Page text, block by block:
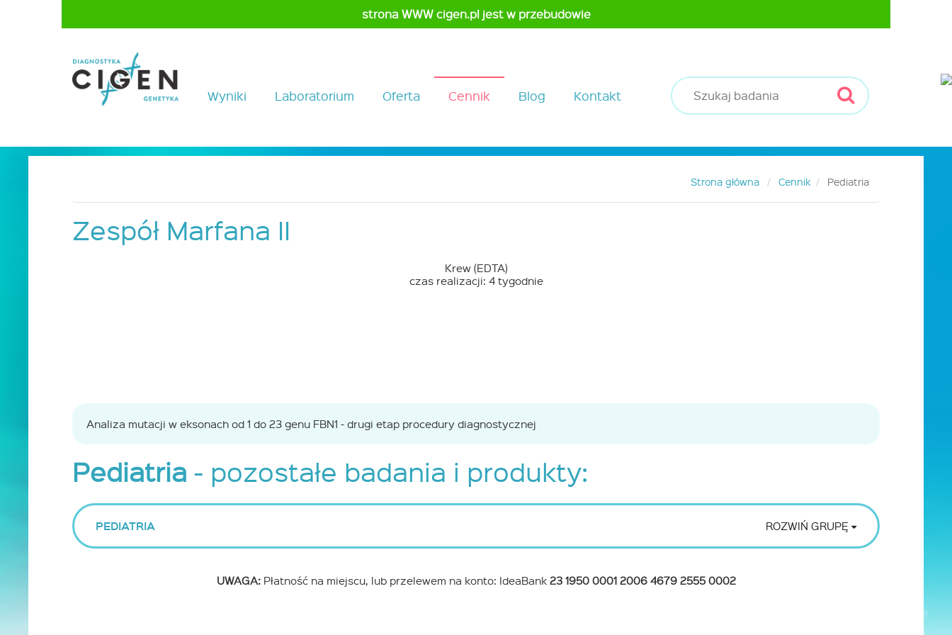
strona WWW cigen.pl jest w przebudowie
Wyniki Laboratorium Oferta Cennik Blog Kontakt
Strona główna Cennik Pediatria
Zespół Marfana II
Krew (EDTA)
czas realizacji: 4 tygodnie
Analiza mutacji w eksonach od 1 do 23 genu FBN1 - drugi etap procedury diagnostycznej
Pediatria - pozostałe badania i produkty:
PEDIATRIA ROZWIŃ GRUPĘ
UWAGA:Płatność na miejscu, lub przelewem na konto: IdeaBank 23 1950 0001 2006 4679 2555 0002